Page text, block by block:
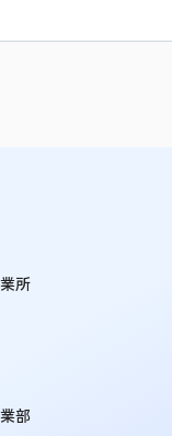
所
部